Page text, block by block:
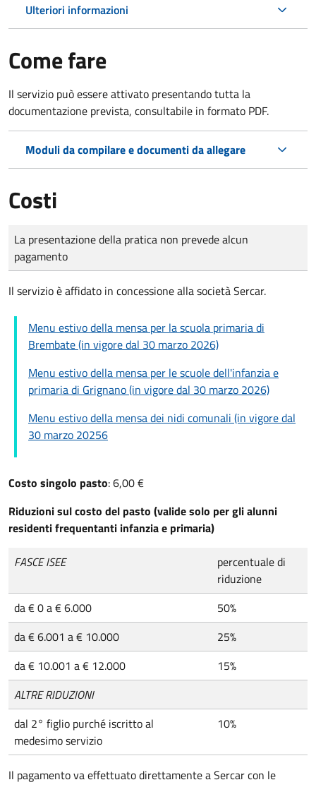
Ulteriori informazioni
Come fare
Il servizio può essere attivato presentando tutta la
documentazione prevista, consultabile in formato PDF.
Moduli da compilare e documenti da allegare
Costi
Tipo di pagamento
Importo
La presentazione della pratica non prevede alcun
pagamento
Il servizio è affidato in concessione alla società Sercar.
Menu estivo della mensa per la scuola primaria di
Brembate (in vigore dal 30 marzo 2026)
Menu estivo della mensa per le scuole dell'infanzia e
primaria di Grignano (in vigore dal 30 marzo 2026)
Menu estivo della mensa dei nidi comunali (in vigore dal
30 marzo 20256
Costo singolo pasto: 6,00 €
Riduzioni sul costo del pasto (valide solo per gli alunni
residenti frequentanti infanzia e primaria)
FASCE ISEE
percentuale di
riduzione
da € 0 a € 6.000
50%
da € 6.001 a € 10.000
25%
da € 10.001 a € 12.000
15%
ALTRE RIDUZIONI
dal 2° figlio purché iscritto al
medesimo servizio
10%
Il pagamento va effettuato direttamente a Sercar con le